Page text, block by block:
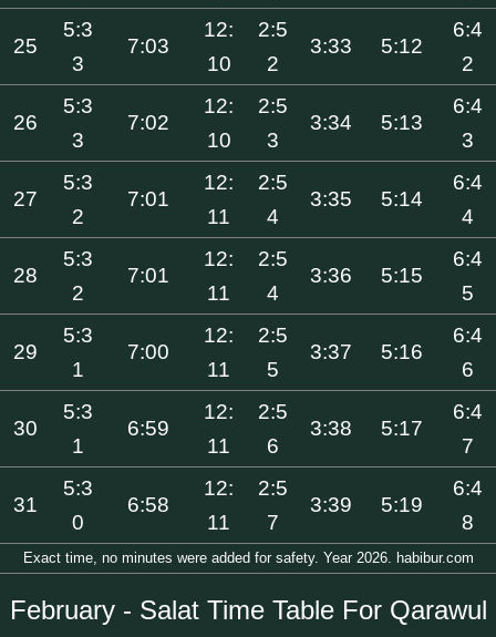
25
5:3
3
7:03
12:
10
2:5
2
3:33 5:12
6:4
2
26
5:3
3
7:02
12:
10
2:5
3
3:34 5:13
6:4
3
27
5:3
2
7:01
12:
11
2:5
4
3:35 5:14
6:4
4
28
5:3
2
7:01
12:
11
2:5
4
3:36 5:15
6:4
5
29
5:3
1
7:00
12:
11
2:5
5
3:37 5:16
6:4
6
30
5:3
1
6:59
12:
11
2:5
6
3:38 5:17
6:4
7
31
5:3
0
6:58
12:
11
2:5
7
3:39 5:19
6:4
8
Exact time, no minutes were added for safety. Year 2026. habibur.com
February - Salat Time Table For Qarawul